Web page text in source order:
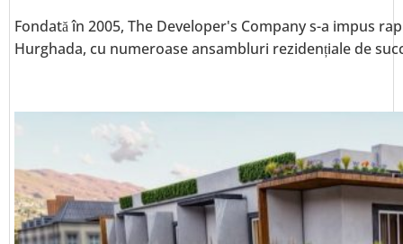
Fondată în 2005, The Developer's Company s-a impus
Hurghada, cu numeroase ansambluri rezidențiale de